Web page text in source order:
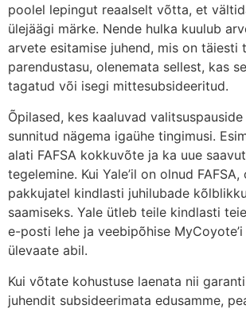
poolel lepingut reaalselt võtta, et
ülejäägi märke. Nende hulka kuulub
arvete esitamise juhend, mis on täiesti
parendustasu, olenemata sellest, kas
tagatud või isegi mittesubsideeritud.
Õpilased, kes kaaluvad
sunnitud nägema igaühe tingimusi.
alati FAFSA kokkuvõte ja ka uue
tegelemine. Kui Yale’il on olnud
pakkujatel kindlasti juhilubade
saamiseks. Yale ütleb teile kindlasti
e-posti lehe ja veebipõhise
ülevaate abil.
Kui võtate kohustuse laenata nii
juhendit subsideerimata edusamme,